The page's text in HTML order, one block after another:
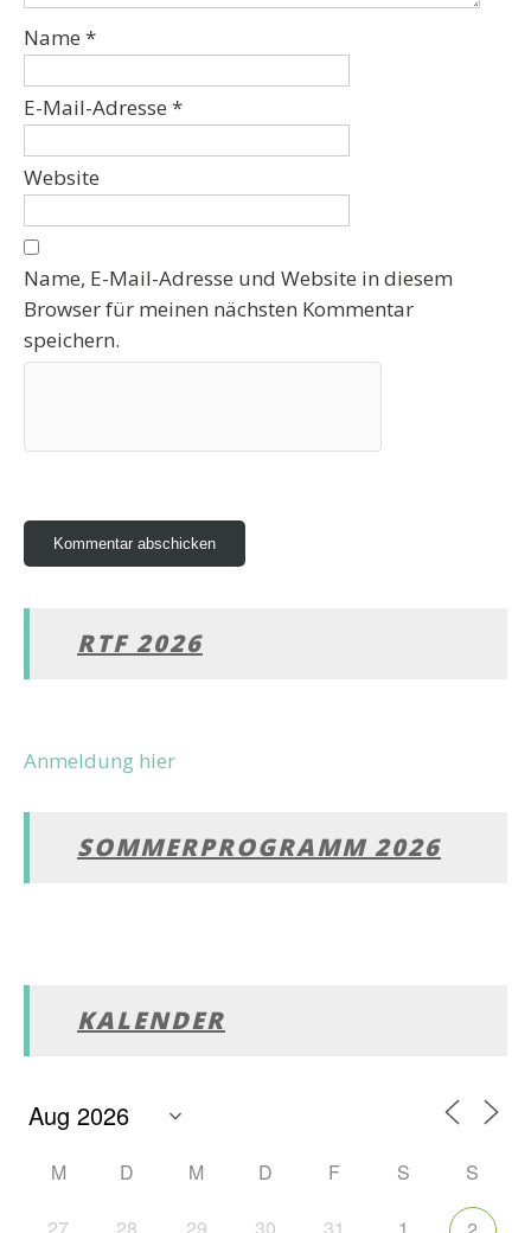
Name *
E-Mail-Adresse *
Website
Name, E-Mail-Adresse und Website in diesem
Browser für meinen nächsten Kommentar
speichern.
RTF 2026
Anmeldung hier
SOMMERPROGRAMM 2026
KALENDER
M D M D F S S